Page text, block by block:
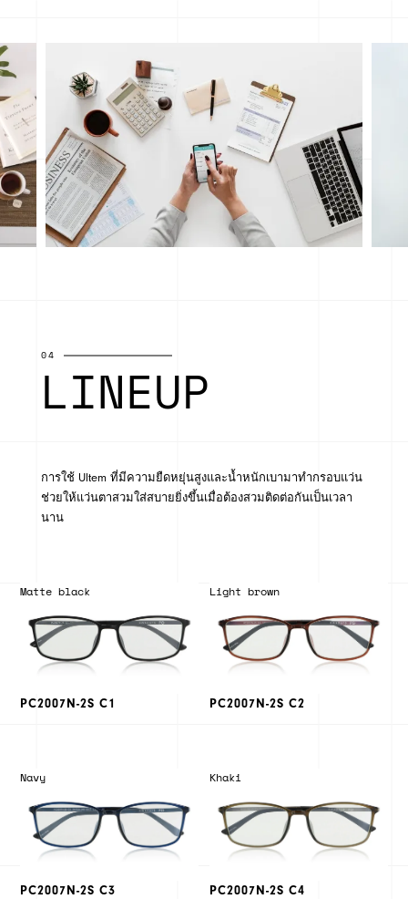
04
LINEUP
การใช้ Ultem ที่มีความยืดหยุ่นสูงและน้ำหนักเบามาทำกรอบแว่น
ช่วยให้แว่นตาสวมใส่สบายยิ่งขึ้นเมื่อต้องสวมติดต่อกันเป็นเวลา
นาน
Matte black
PC2007N-2S C1
Light brown
PC2007N-2S C2
Navy
PC2007N-2S C3
Khaki
PC2007N-2S C4